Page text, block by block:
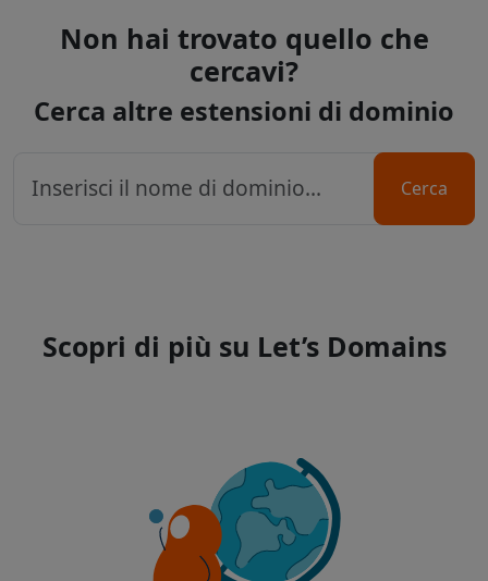
Non hai trovato quello che
cercavi?
Cerca altre estensioni di dominio
Cerca